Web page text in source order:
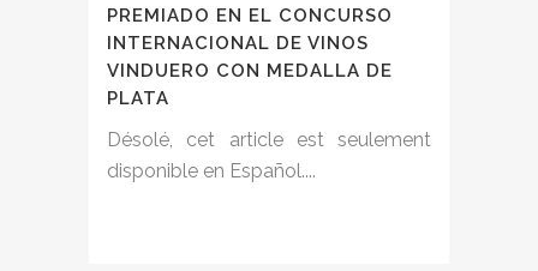
PREMIADO EN EL CONCURSO
INTERNACIONAL DE VINOS
VINDUERO CON MEDALLA DE
PLATA
Désolé, cet article est seulement
disponible en Español....